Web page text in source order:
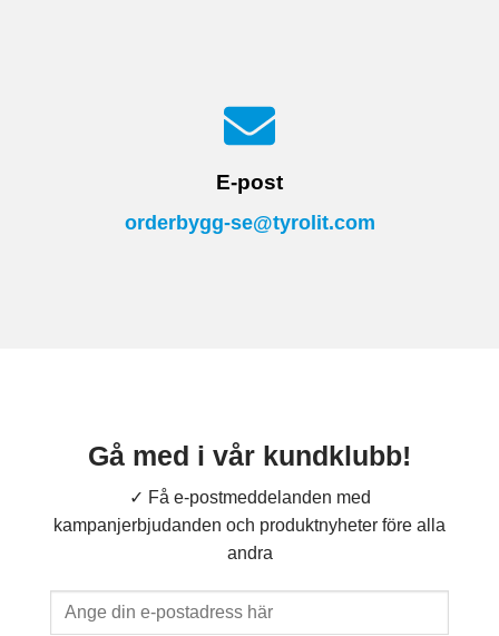
E-post
orderbygg-se@tyrolit.com
Gå med i vår kundklubb!
✓ Få e-postmeddelanden med
kampanjerbjudanden och produktnyheter före alla
andra